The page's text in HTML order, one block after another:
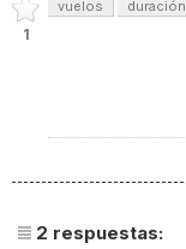
1
vuelos duración
2 respuestas: